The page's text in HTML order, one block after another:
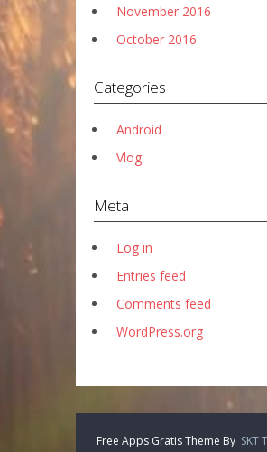
November 2016
October 2016
Categories
Android
Vlog
Meta
Log in
Entries feed
Comments feed
WordPress.org
Free Apps Gratis Theme By SKT